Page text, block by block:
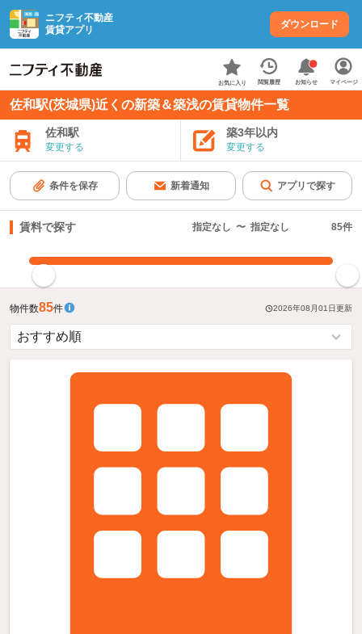
ニフティ不動産
賃貸アプリ
ダウンロード
お気に入り 閲覧履歴 お知らせ マイページ
佐和駅(茨城県)近くの新築＆築浅の賃貸物件一覧
佐和駅
変更する
築3年以内
変更する
条件を保存 新着通知 アプリで探す
賃料で探す 指定なし 〜 指定なし 85件
物件数85件 2026年08月01日更新